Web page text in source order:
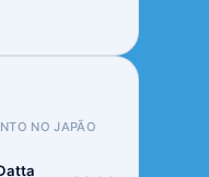
NO JAPÃO